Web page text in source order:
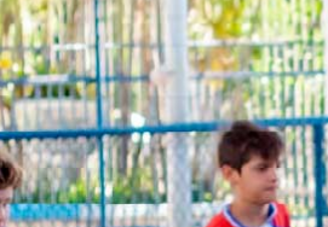
Lista de vídeos